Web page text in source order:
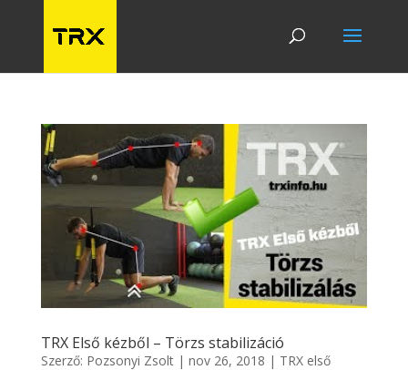
TRX Első kézből – Törzs stabilizáció
Szerző: Pozsonyi Zsolt| nov 26, 2018 | TRX első